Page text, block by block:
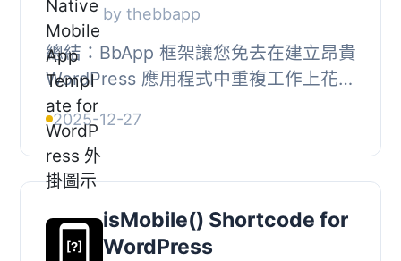
by thebbapp
總結：BbApp 框架讓您免去在建立昂貴
WordPress 應用程式中重複工作上花費
數月的痛苦。它提供 XCode 專案範本
和數十個框架，讓您輕鬆為 App Store
準備。, , ...
2025-12-27
isMobile() Shortcode for
WordPress